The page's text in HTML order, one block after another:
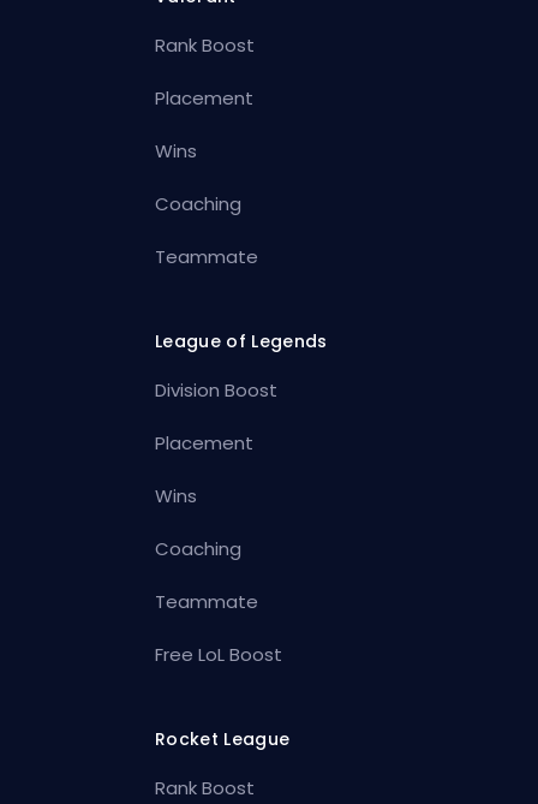
Rank Boost
Placement
Wins
Coaching
Teammate
League of Legends
Division Boost
Placement
Wins
Coaching
Teammate
Free LoL Boost
Rocket League
Rank Boost